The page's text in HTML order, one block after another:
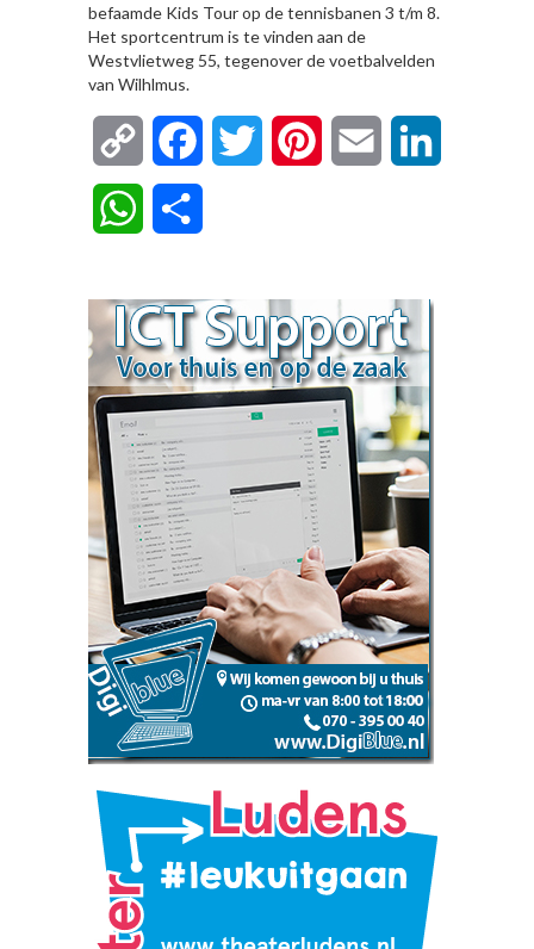
befaamde Kids Tour op de tennisbanen 3 t/m 8.
Het sportcentrum is te vinden aan de
Westvlietweg 55, tegenover de voetbalvelden
van Wilhlmus.
Copy
Link
FacebookTwitter Pinterest Email
WhatsApp